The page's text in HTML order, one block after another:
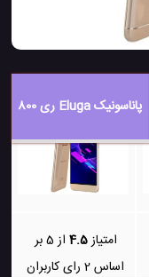
پاناسونیک Eluga ری 800
امتیاز4.5
از 5 بر
اساس2 رای کاربران